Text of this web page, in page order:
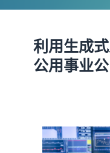
利用生成
公用事业